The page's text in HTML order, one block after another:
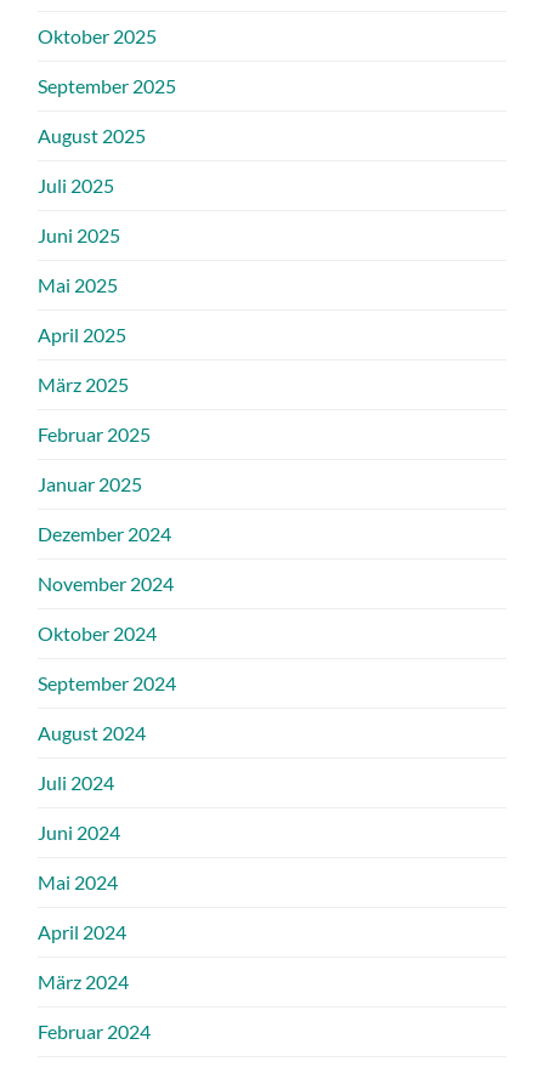
Oktober 2025
September 2025
August 2025
Juli 2025
Juni 2025
Mai 2025
April 2025
März 2025
Februar 2025
Januar 2025
Dezember 2024
November 2024
Oktober 2024
September 2024
August 2024
Juli 2024
Juni 2024
Mai 2024
April 2024
März 2024
Februar 2024